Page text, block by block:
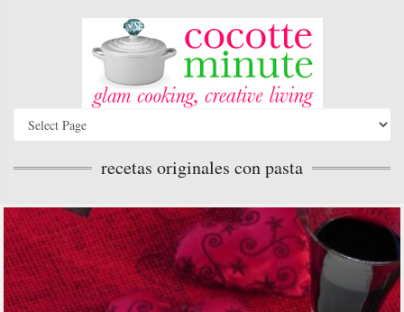
recetas originales con pasta